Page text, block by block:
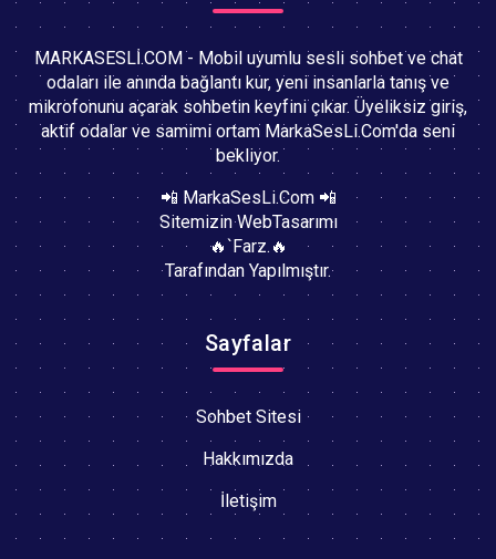
MARKASESLİ.COM - Mobil uyumlu sesli sohbet ve chat
odaları ile anında bağlantı kur, yeni insanlarla tanış ve
mikrofonunu açarak sohbetin keyfini çıkar. Üyeliksiz giriş,
aktif odalar ve samimi ortam MarkaSesLi.Com'da seni
bekliyor.
📲 MarkaSesLi.Com 📲
Sitemizin WebTasarımı
🔥`Farz.🔥
Tarafından Yapılmıştır.
Sayfalar
Sohbet Sitesi
Hakkımızda
İletişim